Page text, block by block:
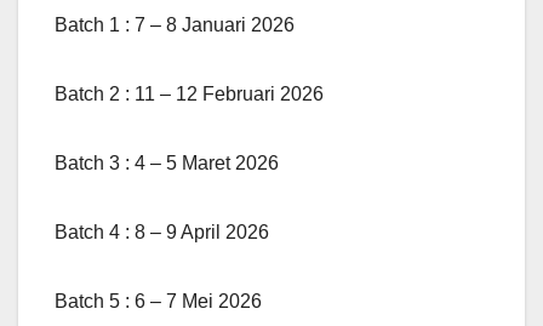
Batch 1 : 7 – 8 Januari 2026
Batch 2 : 11 – 12 Februari 2026
Batch 3 : 4 – 5 Maret 2026
Batch 4 : 8 – 9 April 2026
Batch 5 : 6 – 7 Mei 2026